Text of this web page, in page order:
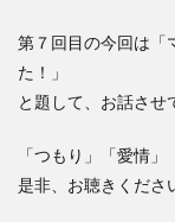
第７回目の今回は「
た！」
と題して、お話させ
「つもり」「愛情
是非、お聴きくださ